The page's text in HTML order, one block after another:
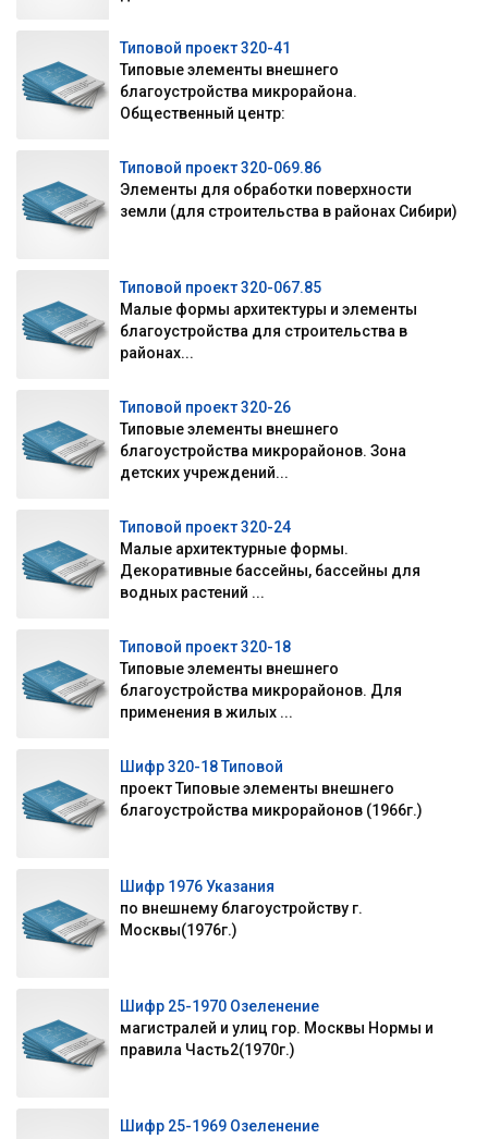
Типовой проект 320-41
Типовые элементы внешнего
благоустройства микрорайона.
Общественный центр:
Типовой проект 320-069.86
Элементы для обработки поверхности
земли (для строительства в районах Сибири)
Типовой проект 320-067.85
Малые формы архитектуры и элементы
благоустройства для строительства в
районах...
Типовой проект 320-26
Типовые элементы внешнего
благоустройства микрорайонов. Зона
детских учреждений...
Типовой проект 320-24
Малые архитектурные формы.
Декоративные бассейны, бассейны для
водных растений ...
Типовой проект 320-18
Типовые элементы внешнего
благоустройства микрорайонов. Для
применения в жилых ...
Шифр 320-18 Типовой
проект Типовые элементы внешнего
благоустройства микрорайонов (1966г.)
Шифр 1976 Указания
по внешнему благоустройству г.
Москвы(1976г.)
Шифр 25-1970 Озеленение
магистралей и улиц гор. Москвы Нормы и
правила Часть2(1970г.)
Шифр 25-1969 Озеленение